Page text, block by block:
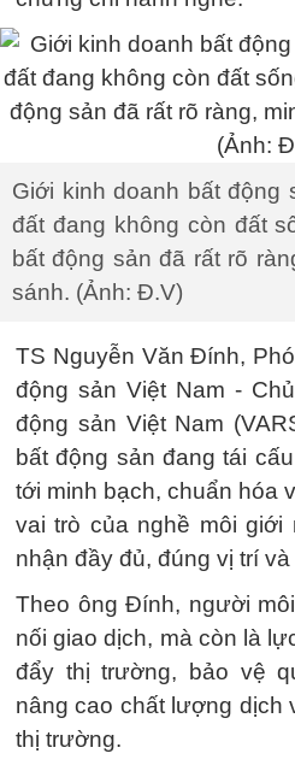
Giới kinh doanh bất động
đất đang không còn đất
bất động sản đã rất rõ
sánh. (Ảnh: Đ.V)
TS Nguyễn Văn Đính,
động sản Việt Nam -
động sản Việt Nam
bất động sản đang tái
tới minh bạch, chuẩn hóa
vai trò của nghề môi
nhận đầy đủ, đúng vị trí
Theo ông Đính, người
nối giao dịch, mà còn là
đẩy thị trường, bảo vệ
nâng cao chất lượng dịch
thị trường.